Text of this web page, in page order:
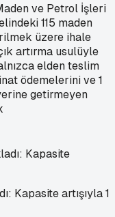
ve Petrol İşleri
115 maden
üzere ihale
artırma usulüyle
elden teslim
ödemelerini ve 1
getirmeyen
Kapasite artışıyla 1